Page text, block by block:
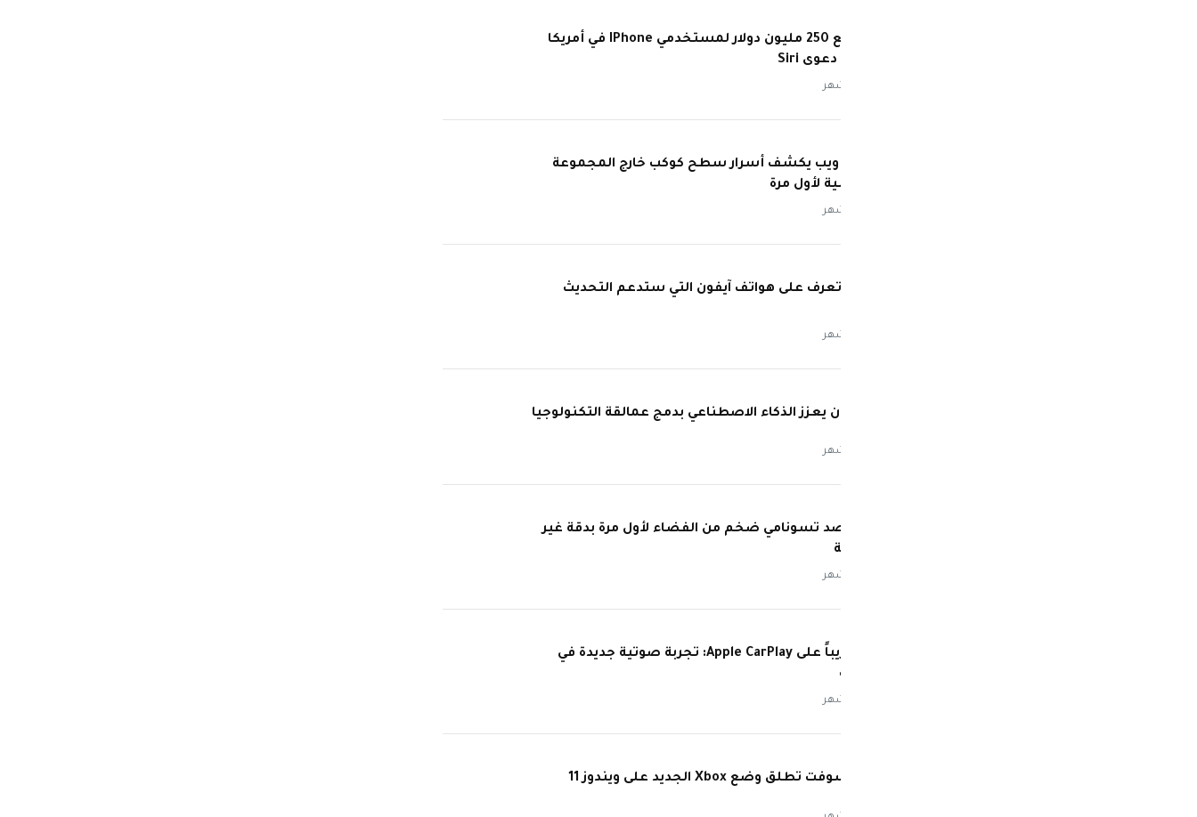
أبل تدفع 250 مليون دولار لمستخدمي IPhone في أمريكا
لتسوية دعوى Siri
جيمس ويب يكشف أسرار سطح كوكب خارج المجموعة
الشمسية لأول مرة
IOS 27: تعرف على هواتف آيفون التي ستدعم التحديث
البنتاجون يعزز الذكاء الاصطناعي بدمج عمالقة التكنولوجيا
ناسا ترصد تسونامي ضخم من الفضاء لأول مرة بدقة غير
مسبوقة
Grok قريباً على Apple CarPlay: تجربة صوتية جديدة في
سيارتك
مايكروسوفت تطلق وضع Xbox الجديد على ويندوز 11